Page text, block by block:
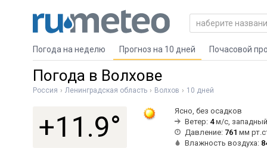
Погода на неделю Прогноз на 10 дней Почасовой
Погода в Волхове
Россия Ленинградская область Волхов 10 дней
+11.9°
Ясно, без осадков
Ветер: 4м/с, западный
Давление: 761 мм
Влажность воздуха: